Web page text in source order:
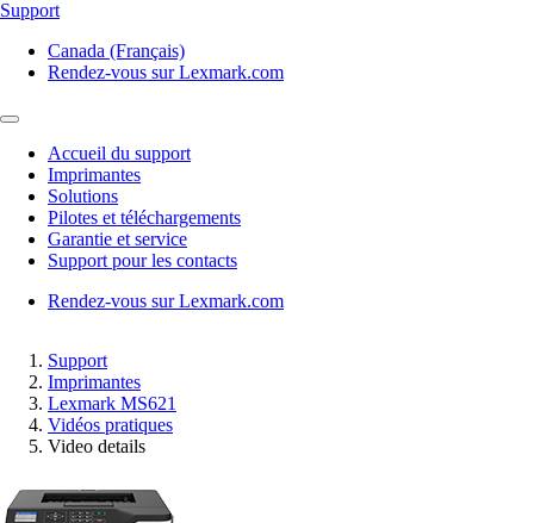
Support
Canada (Français)
Rendez-vous sur Lexmark.com
Accueil du support
Imprimantes
Solutions
Pilotes et téléchargements
Garantie et service
Support pour les contacts
Rendez-vous sur Lexmark.com
Support
Imprimantes
Lexmark MS621
Vidéos pratiques
Video details